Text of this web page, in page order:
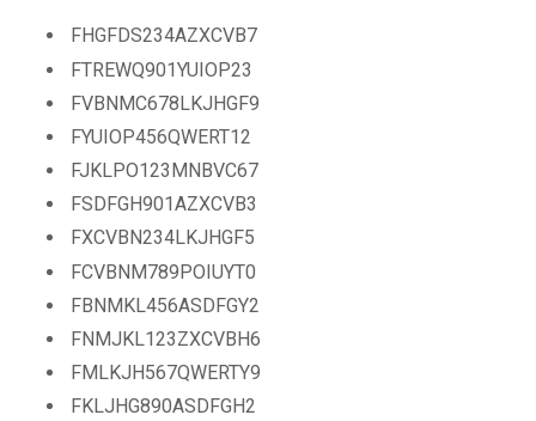
FHGFDS234AZXCVB7
FTREWQ901YUIOP23
FVBNMC678LKJHGF9
FYUIOP456QWERT12
FJKLPO123MNBVC67
FSDFGH901AZXCVB3
FXCVBN234LKJHGF5
FCVBNM789POIUYT0
FBNMKL456ASDFGY2
FNMJKL123ZXCVBH6
FMLKJH567QWERTY9
FKLJHG890ASDFGH2